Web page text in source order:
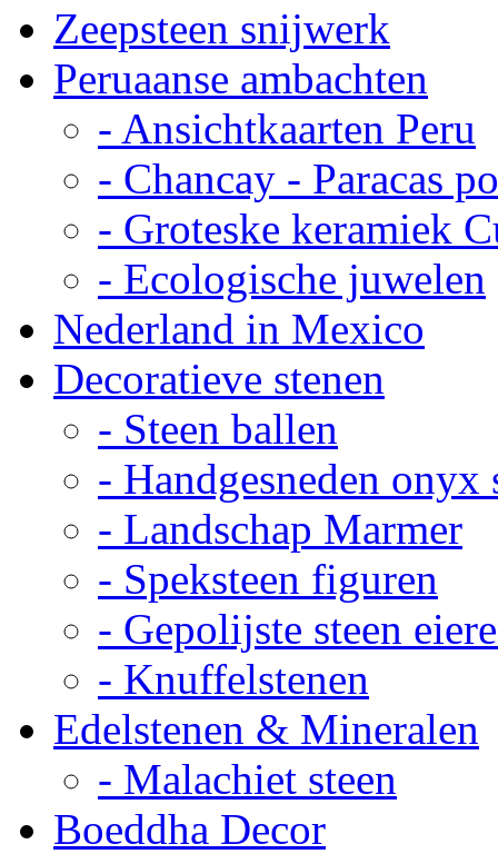
Zeepsteen snijwerk
Peruaanse ambachten
- Ansichtkaarten Peru
- Chancay - Paracas
- Groteske keramiek
- Ecologische juwelen
Nederland in Mexico
Decoratieve stenen
- Steen ballen
- Handgesneden onyx
- Landschap Marmer
- Speksteen figuren
- Gepolijste steen
- Knuffelstenen
Edelstenen & Mineralen
- Malachiet steen
Boeddha Decor